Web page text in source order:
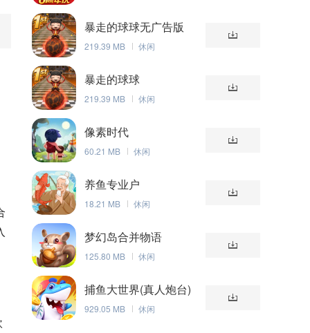
暴走的球球无广告版
219.39 MB 休闲
暴走的球球
219.39 MB 休闲
像素时代
60.21 MB 休闲
养鱼专业户
18.21 MB 休闲
梦幻岛合并物语
125.80 MB 休闲
捕鱼大世界(真人炮台)
929.05 MB 休闲